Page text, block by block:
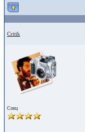
Critik
Спец